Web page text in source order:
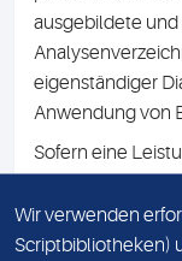
ausgebildete und
eigenständiger
Anwendung von
Sofern eine
Namen des
Wir verwenden
Scriptbibliotheken)